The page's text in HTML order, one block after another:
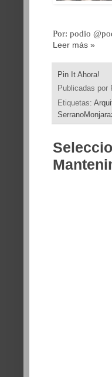
Por: podio
Leer más »
Pin It Ahora!
Publicadas por
Etiquetas: